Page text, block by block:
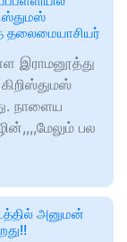
தலைமையாசியர்
இராமனூத்து
நாளைய
பல
அனுமன்